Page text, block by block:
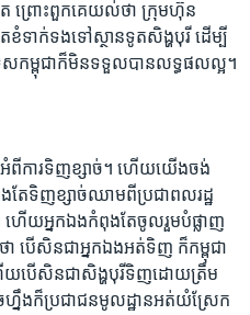
ត​ ព្រោះ​ពួកគេ​យល់​ថា ​ក្រុមហ៊ុន​
ទាក់​ទង​ទៅ​ស្ថាន​ទូត​សិង្ហបុរី​ ដើម្បី​
កម្ពុជា​ក៏​មិន​ទទួល​បាន​លទ្ធផល​ល្អ។
ពី​ការទិញខ្សាច់។ ​ហើយ​យើង​ចង់​
តែ​ទិញ​ខ្សាច់​ឈាម​ពី​ប្រជាពលរដ្ឋ
ហើយ​អ្នក​ឯង​កំពុង​តែ​ចូលរួម​បំផ្លាញ​
ា​ បើ​សិន​ជា​អ្នក​ឯង​អត់​ទិញ​ ក៏​កម្ពុជា​
យ​បើសិន​ជា​សិង្ហ​បុរី​ទិញ​ដោយ​ត្រឹម​
នឹង​ក៏​ប្រជាជន​មូលដ្ឋាន​អត់​យំ​ស្រែក​